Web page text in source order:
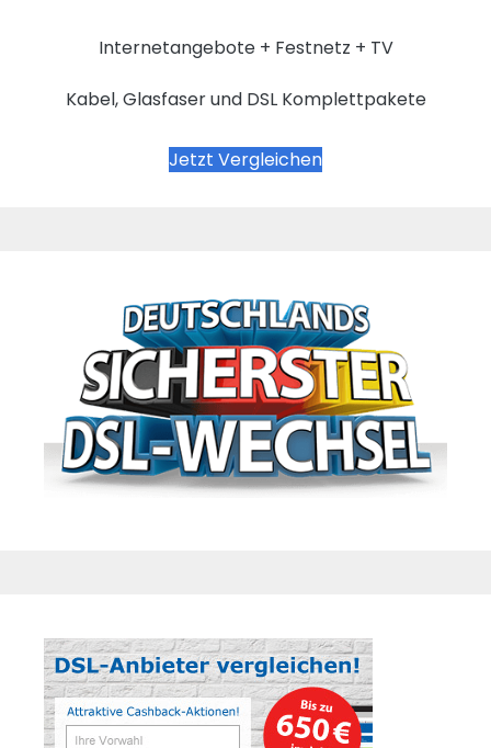
Internetangebote + Festnetz + TV
Kabel, Glasfaser und DSL Komplettpakete
Jetzt Vergleichen